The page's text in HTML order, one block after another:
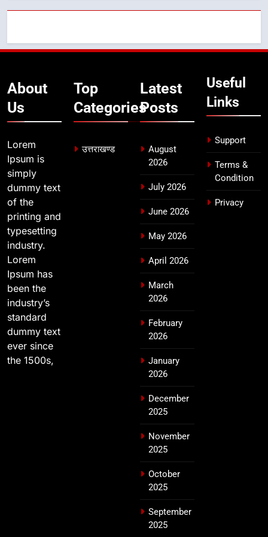
उत्तराखण्ड
7
8
खेल महाकुंभ 2026ः 01 सितंबर से सजेगा
मुख्यमंत्री चौम्पियनशिप ट्रॉफी का मंच,
न्याय पंचायत से राज्य स्तर तक होगा
प्रतिभा का प्रदर्शन
About
Us
Lorem
Ipsum is
simply
dummy text
of the
printing and
typesetting
industry.
Lorem
Ipsum has
been the
industry’s
standard
dummy text
ever since
the 1500s,
Top
Categories
उत्तराखण्ड
Latest
Posts
August
2026
July 2026
June 2026
May 2026
April 2026
March
2026
February
2026
January
2026
December
2025
November
2025
October
2025
September
2025
Useful
Links
Support
Terms &
Condition
Privacy